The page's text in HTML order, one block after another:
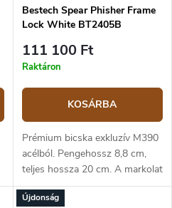
Bestech Spear Phisher Frame
Lock White BT2405B
111 100 Ft
Raktáron
KOSÁRBA
Prémium bicska exkluzív M390
acélból. Pengehossz 8,8 cm,
teljes hossza 20 cm. A markolat
titánból készült, és a középső
részen márványszerű
Újdonság